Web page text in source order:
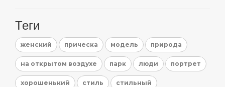
Теги
женский прическа модель природа
на открытом воздухе парк люди портрет
хорошенький стиль стильный